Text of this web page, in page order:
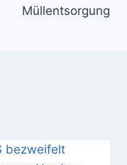
Müllentsorgung